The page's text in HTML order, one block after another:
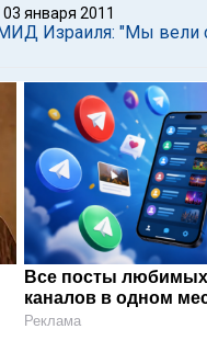
03 января 2011
Израиля: "Мы вели
Все посты любимых
каналов в одном
Реклама